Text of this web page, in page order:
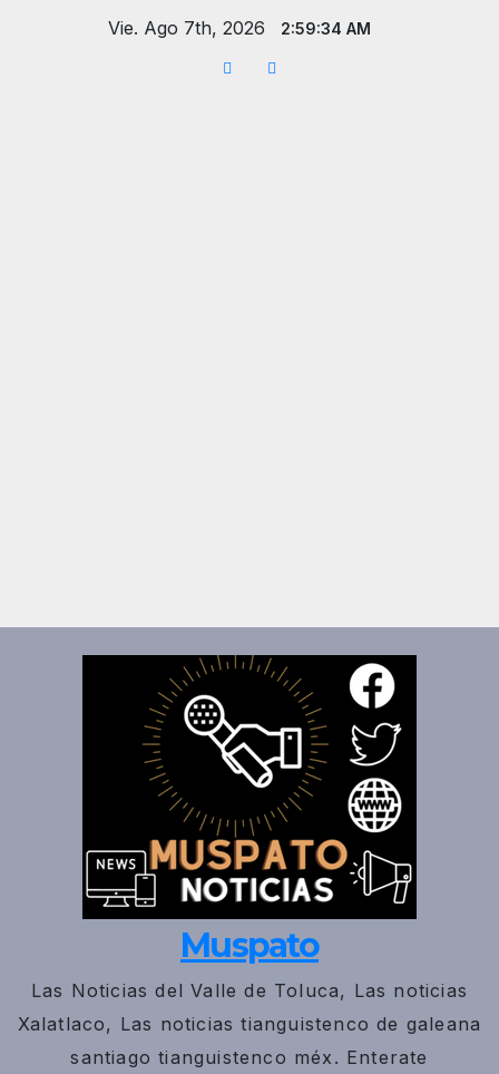
Vie. Ago 7th, 2026 2:59:35 AM
Muspato
Las Noticias del Valle de Toluca, Las noticias
Xalatlaco, Las noticias tianguistenco de galeana
santiago tianguistenco méx. Enterate